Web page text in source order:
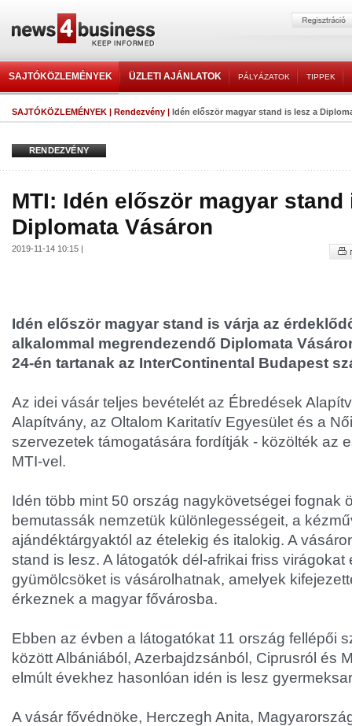
SAJTÓKÖZLEMÉNYEK ÜZLETI AJÁNLATOK PÁLYÁZATOK TIPPEK
SAJTÓKÖZLEMÉNYEK | Rendezvény | Idén először magyar stand is lesz a
RENDEZVÉNY
MTI: Idén először magyar stand
Diplomata Vásáron
2019-11-14 10:15 |
Idén először magyar stand is várja az
alkalommal megrendezendő Diplomata
24-én tartanak az InterContinental Budapest
Az idei vásár teljes bevételét az Ébredések
Alapítvány, az Oltalom Karitatív Egyesület és a
szervezetek támogatására fordítják - közölték az
MTI-vel.
Idén több mint 50 ország nagykövetségei fognak
bemutassák nemzetük különlegességeit, a
ajándéktárgyaktól az ételekig és italokig. A
stand is lesz. A látogatók dél-afrikai friss
gyümölcsöket is vásárolhatnak, amelyek
érkeznek a magyar fővárosba.
Ebben az évben a látogatókat 11 ország fellépői
között Albániából, Azerbajdzsánból, Ciprusról és
elmúlt évekhez hasonlóan idén is lesz
A vásár fővédnöke, Herczegh Anita,